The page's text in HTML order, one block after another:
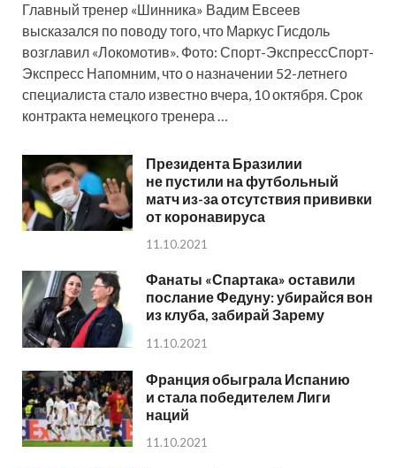
Главный тренер «Шинника» Вадим Евсеев
высказался по поводу того, что Маркус Гисдоль
возглавил «Локомотив». Фото: Спорт-ЭкспрессСпорт-
Экспресс Напомним, что о назначении 52-летнего
специалиста стало известно вчера, 10 октября. Срок
контракта немецкого тренера …
Президента Бразилии
не пустили на футбольный
матч из-за отсутствия прививки
от коронавируса
11.10.2021
Фанаты «Спартака» оставили
послание Федуну: убирайся вон
из клуба, забирай Зарему
11.10.2021
Франция обыграла Испанию
и стала победителем Лиги
наций
11.10.2021